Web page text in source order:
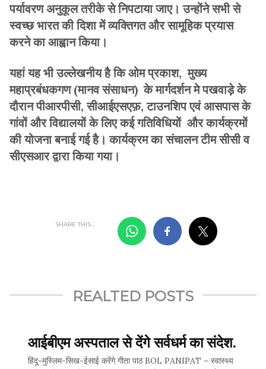
पर्यावरण अनुकूल तरीके से निपटाया जाए। उन्होंने सभी से
स्वच्छ भारत की दिशा में व्यक्तिगत और सामूहिक प्रयास
करने का आह्वान किया।
यहां यह भी उल्लेखनीय है कि ओम प्रकाश, मुख्य
महाप्रबंधकगण (मानव संसाधन) के मार्गदर्शन मे पखवाड़े के
दौरान पीआरपीसी, सीआईएसएफ़, टाउनशिप एवं आसपास के
गांवों और विद्यालयों के लिए कई गतिविधियों और कार्यक्रमों
की योजना बनाई गई है। कार्यक्रम का संचालन टीम सीसी व
सीएसआर द्वारा किया गया।
SHARE THIS...
REALTED POSTS
आईबीएम अस्पताल से देंगे सर्वधर्म का संदेश.
हिंदू-मुस्लिम-सिख-ईसाई करेंगे गीता पाठ BOL PANIPAT – स्वास्थ्य